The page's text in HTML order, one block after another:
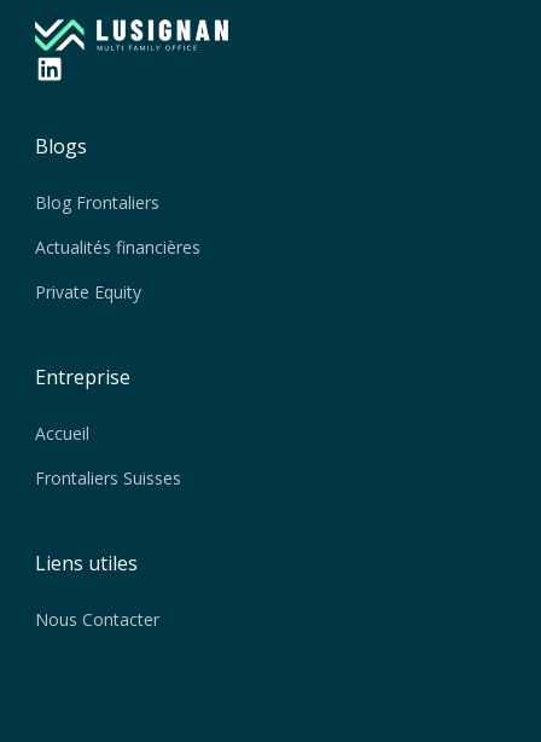
Blogs
Blog Frontaliers
Actualités financières
Private Equity
Entreprise
Accueil
Frontaliers Suisses
Liens utiles
Nous Contacter